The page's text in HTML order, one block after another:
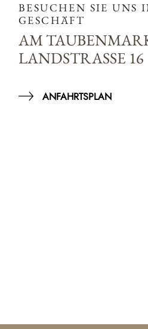
BESUCHEN SIE UNS
GESCHÄFT
AM
LANDSTRASSE 16
ANFAHRTSPLAN